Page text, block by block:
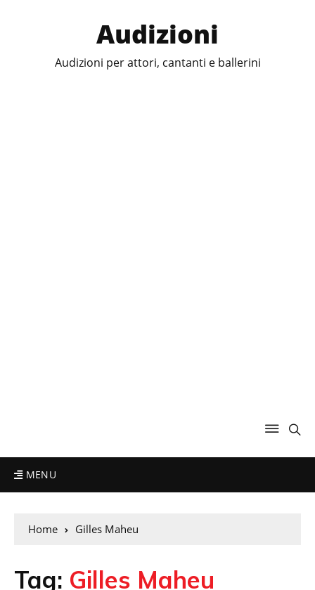
Audizioni
Audizioni per attori, cantanti e ballerini
MENU
Home Gilles Maheu
Tag: Gilles Maheu